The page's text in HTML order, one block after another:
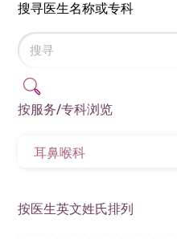
搜寻医生名称或专科
按服务/专科浏览
耳鼻喉科
按医生英文姓氏排列